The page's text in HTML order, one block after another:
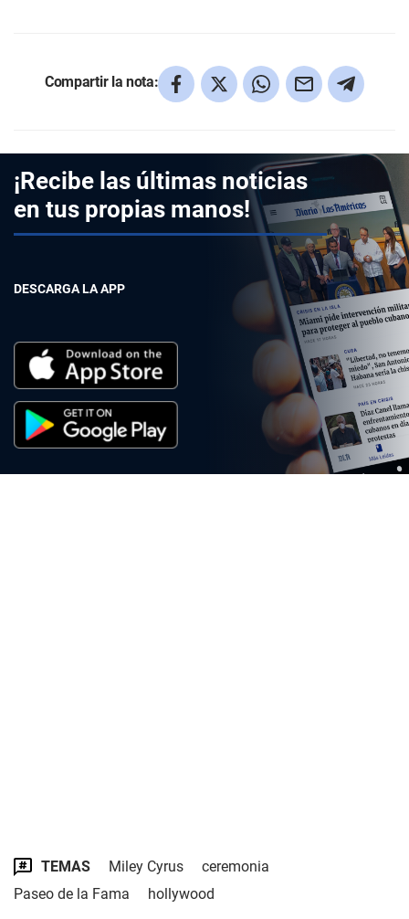
Compartir la nota:
¡Recibe las últimas noticias
en tus propias manos!
DESCARGA LA APP
TEMAS Miley Cyrus
ceremonia
Paseo de la Fama
hollywood